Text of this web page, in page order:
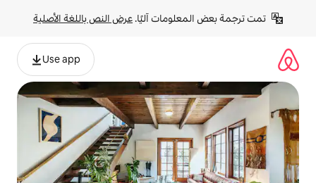
آليًا. عرض النص باللغة الأصلية